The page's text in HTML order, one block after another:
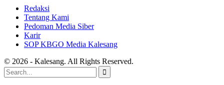
Redaksi
Tentang Kami
Pedoman Media Siber
Karir
SOP KBGO Media Kalesang
© 2026 - Kalesang. All Rights Reserved.